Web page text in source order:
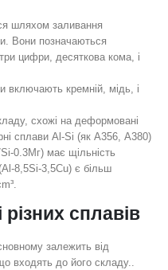
шляхом заливання
Вони позначаються
цифри, десяткова кома, і
включають кремній, мідь, і
схожі на деформовані
сплави Al-Si (як А356, A380)
0.3Мг) має щільність
8,5Si-3,5Cu) є більш
сплавів
залежить від
входять до його складу..